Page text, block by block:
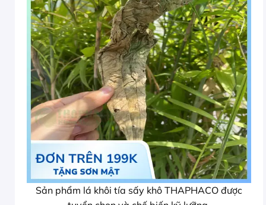
Sản phẩm lá khôi tía sấy khô THAPHACO được